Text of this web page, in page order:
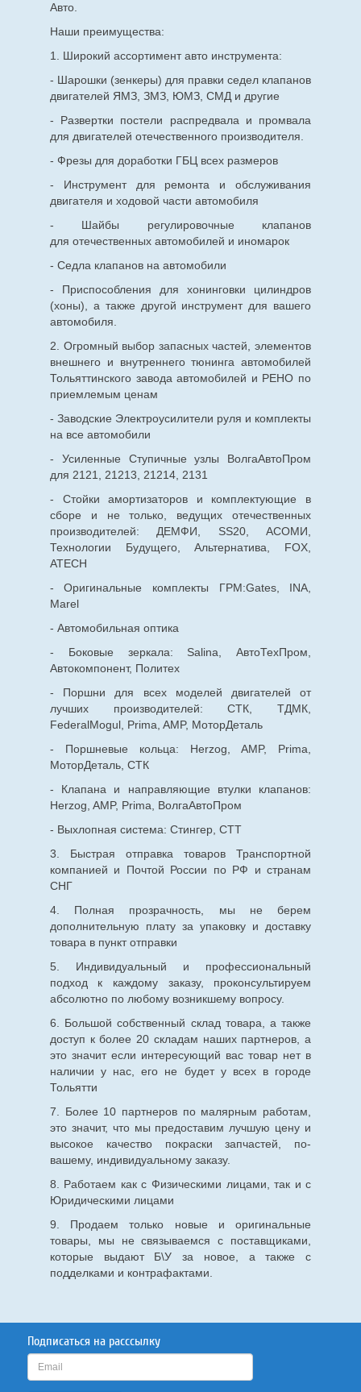
Авто.
Наши преимущества:
1. Широкий ассортимент авто инструмента:
- Шарошки (зенкеры) для правки седел клапанов
двигателей ЯМЗ, ЗМЗ, ЮМЗ, СМД и другие
- Развертки постели распредвала и промвала
для двигателей отечественного производителя.
- Фрезы для доработки ГБЦ всех размеров
- Инструмент для ремонта и обслуживания
двигателя и ходовой части автомобиля
- Шайбы регулировочные клапанов
для отечественныхавтомобилей и иномарок
- Седла клапанов на автомобили
- Приспособления для хонинговки цилиндров
(хоны), а также другой инструмент для вашего
автомобиля.
2. Огромный выбор запасных частей, элементов
внешнего и внутреннего тюнинга автомобилей
Тольяттинского завода автомобилей и РЕНО по
приемлемым ценам
- Заводские Электроусилители руля и комплекты
на все автомобили
- Усиленные Ступичные узлы ВолгаАвтоПром
для 2121, 21213, 21214, 2131
- Стойки амортизаторов и комплектующие в
сборе и не только, ведущих отечественных
производителей: ДЕМФИ, SS20, АСОМИ,
Технологии Будущего, Альтернатива, FOX,
ATECH
- Оригинальные комплекты ГРМ:Gates, INA,
Marel
- Автомобильная оптика
- Боковые зеркала: Salina, АвтоТехПром,
Автокомпонент, Политех
- Поршни для всех моделей двигателей от
лучших производителей: СТК, ТДМК,
FederalMogul, Prima, AMP, МоторДеталь
- Поршневые кольца: Herzog, AMP, Prima,
МоторДеталь, СТК
- Клапана и направляющие втулки клапанов:
Herzog, AMP, Prima, ВолгаАвтоПром
- Выхлопная система: Стингер, СТТ
3. Быстрая отправка товаров Транспортной
компанией и Почтой России по РФ и странам
СНГ
4. Полная прозрачность, мы не берем
дополнительную плату за упаковку и доставку
товара в пункт отправки
5. Индивидуальный и профессиональный
подход к каждому заказу, проконсультируем
абсолютно по любому возникшему вопросу.
6. Большой собственный склад товара, а также
доступ к более 20 складам наших партнеров, а
это значит если интересующий вас товар нет в
наличии у нас, его не будет у всех в городе
Тольятти
7. Более 10 партнеров по малярным работам,
это значит, что мы предоставим лучшую цену и
высокое качество покраски запчастей, по-
вашему, индивидуальному заказу.
8. Работаем как с Физическими лицами, так и с
Юридическими лицами
9. Продаем только новые и оригинальные
товары, мы не связываемся с поставщиками,
которые выдают Б\У за новое, а также с
подделками и контрафактами.
Подписаться на расссылку